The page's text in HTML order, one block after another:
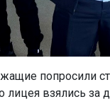
попросили
лицея взялись